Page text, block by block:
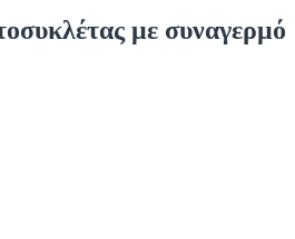
με